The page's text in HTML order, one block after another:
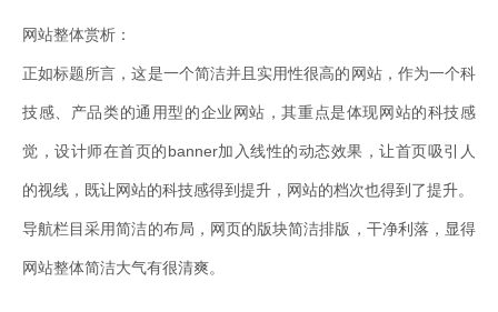
网站整体赏析：
正如标题所言，这是一个简洁并且实用性很高的网站，作为一个科
技感、产品类的通用型的企业网站，其重点是体现网站的科技感
觉，设计师在首页的banner加入线性的动态效果，让首页吸引人
的视线，既让网站的科技感得到提升，网站的档次也得到了提升。
导航栏目采用简洁的布局，网页的版块简洁排版，干净利落，显得
网站整体简洁大气有很清爽。